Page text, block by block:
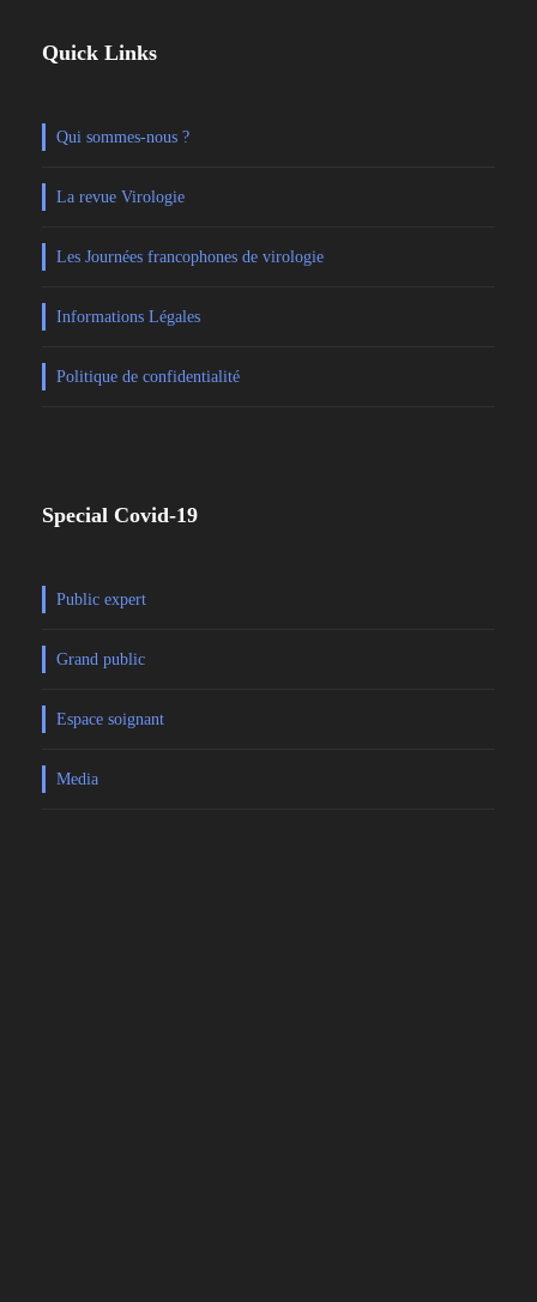
Quick Links
Qui sommes-nous ?
La revue Virologie
Les Journées francophones de virologie
Informations Légales
Politique de confidentialité
Special Covid-19
Public expert
Grand public
Espace soignant
Media